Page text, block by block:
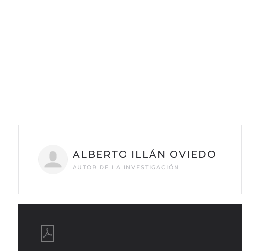
ALBERTO ILLÁN OVIEDO
AUTOR DE LA INVESTIGACIÓN